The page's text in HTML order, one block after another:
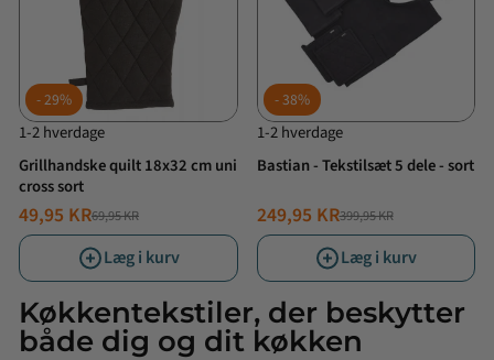
29%
1-2 hverdage
Grillhandske quilt 18x32 cm uni
cross sort
NORMALPRIS
69,95 KR
TILBUDSPRIS
49,95 KR
Læg i kurv
38%
1-2 hverdage
Bastian - Tekstilsæt 5 dele - sort
NORMALPRIS399,95 KR
TILBUDSPRIS
249,95 KR
Læg i kurv
Køkkentekstiler, der beskytter
både dig og dit køkken